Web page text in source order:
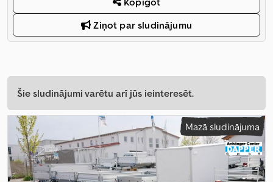
Ziņot par sludinājumu
Šie sludinājumi varētu arī jūs ieinteresēt.
Mazā sludinājuma